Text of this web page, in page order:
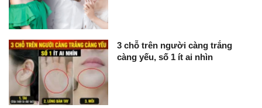
3 chỗ trên người càng trắng
càng yếu, số 1 ít ai nhìn